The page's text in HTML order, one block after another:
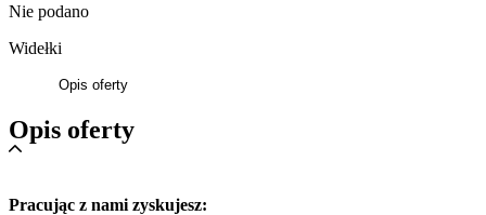
Nie podano
Widełki
Opis oferty
Opis oferty
Pracując z nami zyskujesz: